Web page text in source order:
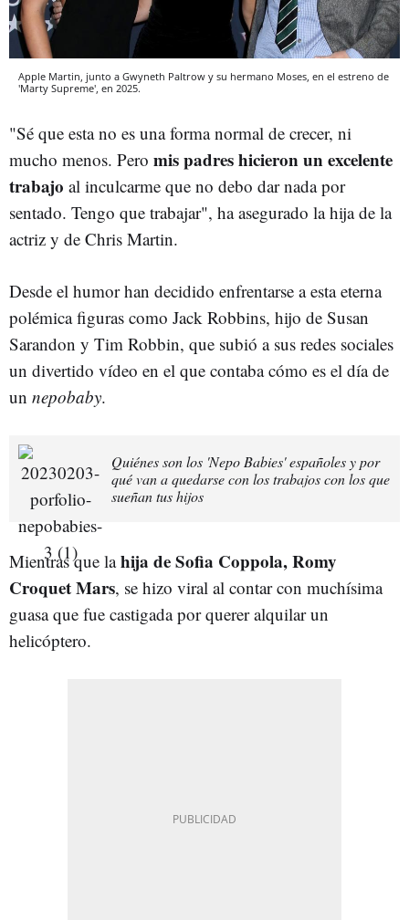
Apple Martin, junto a Gwyneth Paltrow y su hermano Moses, en el estreno de
'Marty Supreme', en 2025.
"Sé que esta no es una forma normal de crecer, ni
mucho menos. Pero mis padres hicieron un excelente
trabajo al inculcarme que no debo dar nada por
sentado. Tengo que trabajar", ha asegurado la hija de la
actriz y de Chris Martin.
Desde el humor han decidido enfrentarse a esta eterna
polémica figuras como Jack Robbins, hijo de Susan
Sarandon y Tim Robbin, que subió a sus redes sociales
un divertido vídeo en el que contaba cómo es el día de
un nepobaby.
Quiénes son los 'Nepo Babies' españoles y por
qué van a quedarse con los trabajos con los que
sueñan tus hijos
Mientras que lahija de Sofia Coppola, Romy
Croquet Mars, se hizo viral al contar con muchísima
guasa que fue castigada por querer alquilar un
helicóptero.